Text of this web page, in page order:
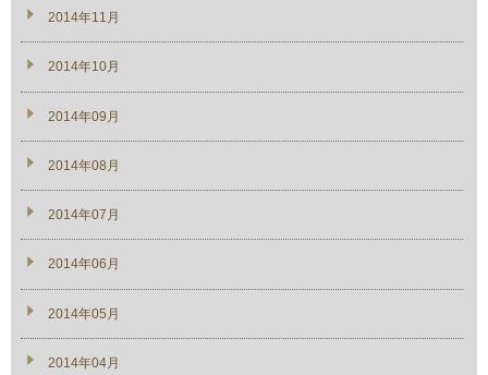
2014年11月
2014年10月
2014年09月
2014年08月
2014年07月
2014年06月
2014年05月
2014年04月